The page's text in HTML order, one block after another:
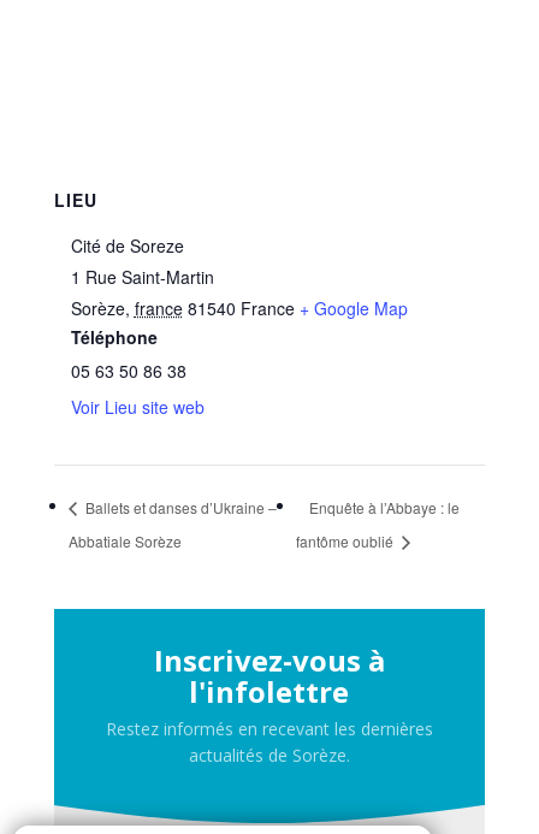
LIEU
Cité de Soreze
1 Rue Saint-Martin
Sorèze, france 81540 France + Google Map
Téléphone
05 63 50 86 38
Voir Lieu site web
Ballets et danses d’Ukraine –
Abbatiale Sorèze
Enquête à l’Abbaye : le
fantôme oublié
Inscrivez-vous à
l'infolettre
Restez informés en recevant les dernières
actualités de Sorèze.